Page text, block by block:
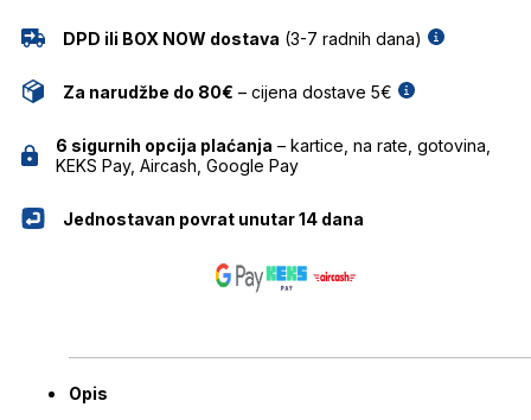
DPD ili BOX NOW dostava (3-7 radnih dana)
Za narudžbe do 80€ – cijena dostave 5€
6 sigurnih opcija plaćanja – kartice, na rate, gotovina,
KEKS Pay, Aircash, Google Pay
Jednostavan povrat unutar 14 dana
Opis